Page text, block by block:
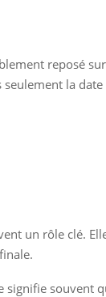
reposé
la
un rôle clé.
souvent